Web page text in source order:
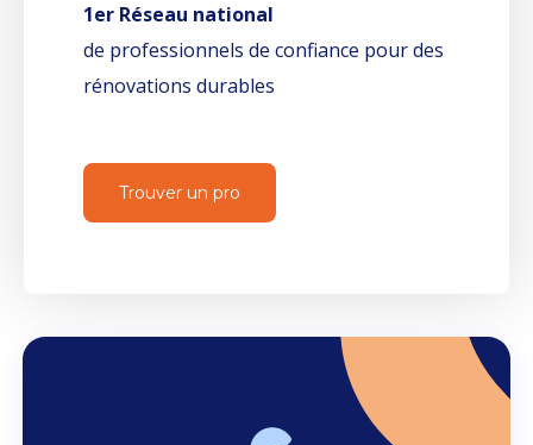
1er Réseau national
de professionnels de confiance pour des
rénovations durables
Trouver un pro